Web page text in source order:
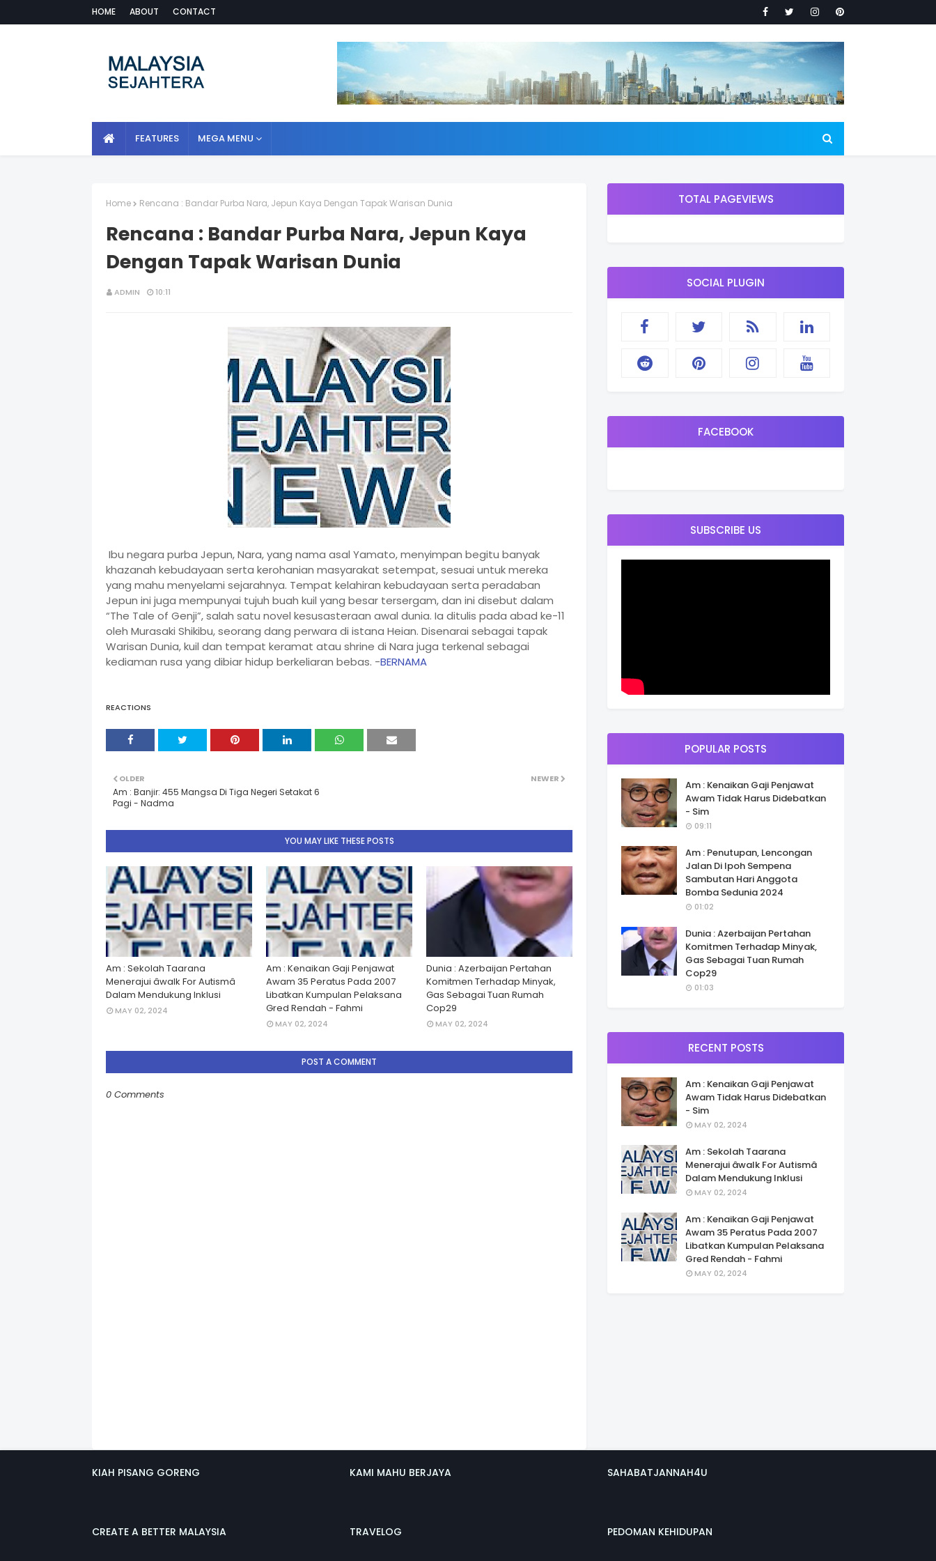
HOME ABOUT CONTACT
FEATURES MEGA MENU
Home Rencana : Bandar Purba Nara, Jepun Kaya Dengan Tapak Warisan Dunia
Rencana : Bandar Purba Nara, Jepun Kaya
Dengan Tapak Warisan Dunia
ADMIN 10:11
Ibu negara purba Jepun, Nara, yang nama asal Yamato, menyimpan begitu banyak
khazanah kebudayaan serta kerohanian masyarakat setempat, sesuai untuk mereka
yang mahu menyelami sejarahnya. Tempat kelahiran kebudayaan serta peradaban
Jepun ini juga mempunyai tujuh buah kuil yang besar tersergam, dan ini disebut dalam
“The Tale of Genji”, salah satu novel kesusasteraan awal dunia. Ia ditulis pada abad ke-11
oleh Murasaki Shikibu, seorang dang perwara di istana Heian. Disenarai sebagai tapak
Warisan Dunia, kuil dan tempat keramat atau shrine di Nara juga terkenal sebagai
kediaman rusa yang dibiar hidup berkeliaran bebas. -BERNAMA
REACTIONS
NEWER
OLDER
Am : Banjir: 455 Mangsa Di Tiga Negeri Setakat 6
Pagi - Nadma
YOU MAY LIKE THESE POSTS
Am : Sekolah Taarana
Menerajui âwalk For Autismâ
Dalam Mendukung Inklusi
MAY 02, 2024
Am : Kenaikan Gaji Penjawat
Awam 35 Peratus Pada 2007
Libatkan Kumpulan Pelaksana
Gred Rendah - Fahmi
MAY 02, 2024
Dunia : Azerbaijan Pertahan
Komitmen Terhadap Minyak,
Gas Sebagai Tuan Rumah
Cop29
MAY 02, 2024
POST A COMMENT
0 Comments
TOTAL PAGEVIEWS
SOCIAL PLUGIN
FACEBOOK
SUBSCRIBE US
POPULAR POSTS
Am : Kenaikan Gaji Penjawat
Awam Tidak Harus Didebatkan
- Sim
09:11
Am : Penutupan, Lencongan
Jalan Di Ipoh Sempena
Sambutan Hari Anggota
Bomba Sedunia 2024
01:02
Dunia : Azerbaijan Pertahan
Komitmen Terhadap Minyak,
Gas Sebagai Tuan Rumah
Cop29
01:03
RECENT POSTS
Am : Kenaikan Gaji Penjawat
Awam Tidak Harus Didebatkan
- Sim
MAY 02, 2024
Am : Sekolah Taarana
Menerajui âwalk For Autismâ
Dalam Mendukung Inklusi
MAY 02, 2024
Am : Kenaikan Gaji Penjawat
Awam 35 Peratus Pada 2007
Libatkan Kumpulan Pelaksana
Gred Rendah - Fahmi
MAY 02, 2024
KIAH PISANG GORENG
CREATE A BETTER MALAYSIA
KAMI MAHU BERJAYA
TRAVELOG
SAHABATJANNAH4U
PEDOMAN KEHIDUPAN